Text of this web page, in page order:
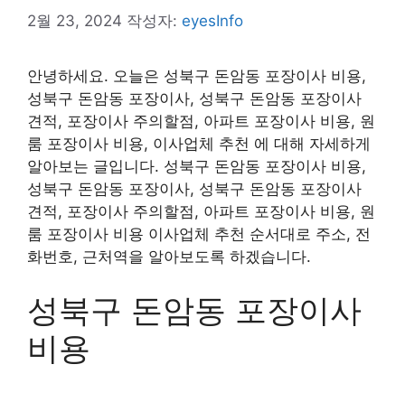
2월 23, 2024 작성자: eyesInfo
안녕하세요. 오늘은 성북구 돈암동 포장이사 비용,
성북구 돈암동 포장이사, 성북구 돈암동 포장이사
견적, 포장이사 주의할점, 아파트 포장이사 비용, 원
룸 포장이사 비용, 이사업체 추천 에 대해 자세하게
알아보는 글입니다. 성북구 돈암동 포장이사 비용,
성북구 돈암동 포장이사, 성북구 돈암동 포장이사
견적, 포장이사 주의할점, 아파트 포장이사 비용, 원
룸 포장이사 비용 이사업체 추천 순서대로 주소, 전
화번호, 근처역을 알아보도록 하겠습니다.
성북구 돈암동 포장이사
비용